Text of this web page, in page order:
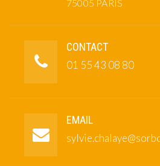
75005 PARIS
CONTACT
01 55 43 08 80
EMAIL